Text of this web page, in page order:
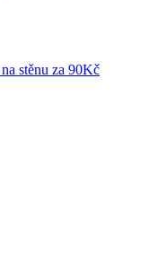
stěnu za 90Kč